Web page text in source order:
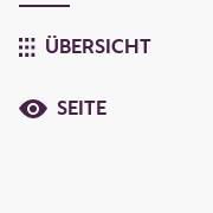
ÜBERSICHT
SEITE